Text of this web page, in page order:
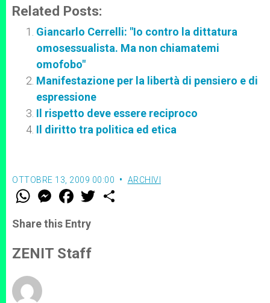
Related Posts:
Giancarlo Cerrelli: "Io contro la dittatura
omosessualista. Ma non chiamatemi
omofobo"
Manifestazione per la libertà di pensiero e di
espressione
Il rispetto deve essere reciproco
Il diritto tra politica ed etica
OTTOBRE 13, 2009 00:00 ARCHIVI
W
t
s
p
p
M
e
s
e
g
e
F
a
e
b
o
k
w
Share this Entry
ZENIT Staff